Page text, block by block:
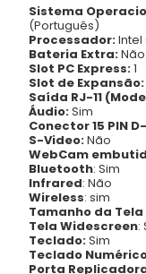
Sistema
(Português)
Processador:Intel
Bateria Extra:Não
Slot PC Express:1
Slot de Expansão:
Saída RJ-11
Áudio:Sim
Conector 15 PIN
S-Video:Não
WebCam
Bluetooth: Sim
Infrared: Não
Wireless: sim
Tamanho da
Tela Widescreen:
Teclado:Sim
Teclado
Porta